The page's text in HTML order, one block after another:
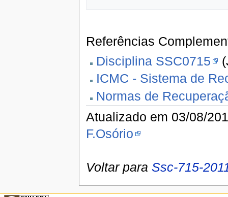
Referências
Disciplina SSC0715
ICMC - Sistema de
Normas de
Atualizado em 03/08/
F.Osório
Voltar para Ssc-715-